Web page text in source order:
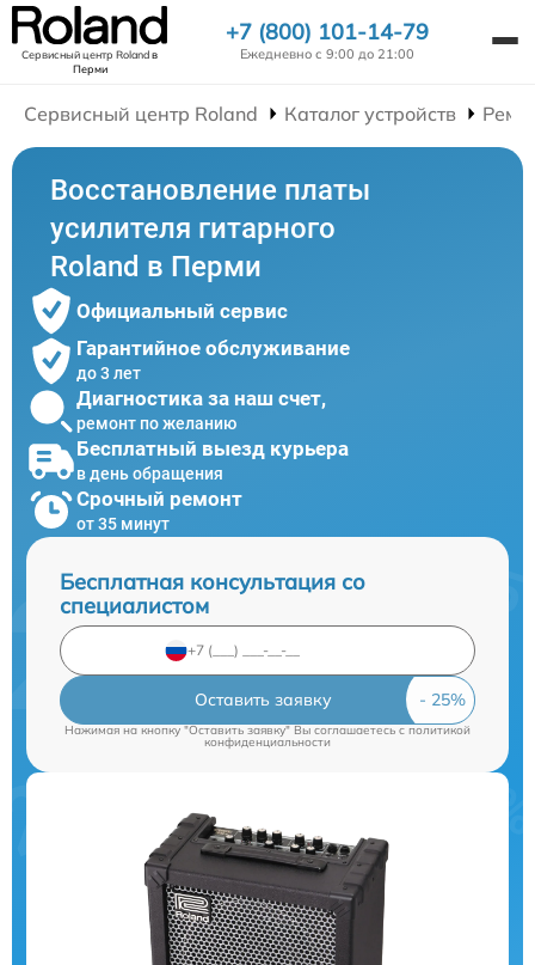
Сервисный центр Rolandв
Перми
+7 (800) 101-14-79
Ежедневно с 9:00 до 21:00
Сервисный центр Roland Каталог устройств
Восстановление платы
усилителя гитарного
Roland в Перми
Официальный сервис
Гарантийное обслуживание
до 3 лет
Диагностика за наш счет,
ремонт по желанию
Бесплатный выезд курьера
в день обращения
Срочный ремонт
от 35 минут
Бесплатная консультация со
специалистом
Оставить заявку
Нажимая на кнопку "Оставить заявку" Вы соглашаетесь cполитикой
конфиденциальности